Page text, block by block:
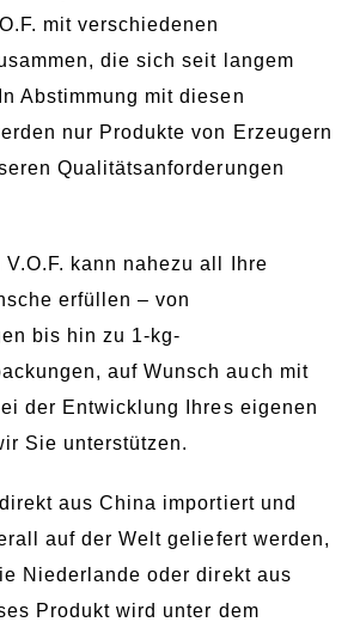
mit verschiedenen
die sich seit langem
Abstimmung mit diesen
nur Produkte von Erzeugern
Qualitätsanforderungen
kann nahezu all Ihre
erfüllen – von
bis hin zu 1-kg-
auf Wunsch auch mit
der Entwicklung Ihres eigenen
Sie unterstützen.
aus China importiert und
auf der Welt geliefert werden,
Niederlande oder direkt aus
Produkt wird unter dem